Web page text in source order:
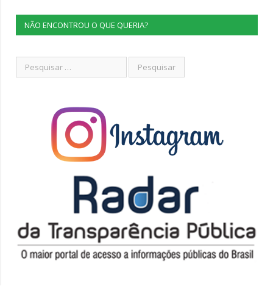
NÃO ENCONTROU O QUE QUERIA?